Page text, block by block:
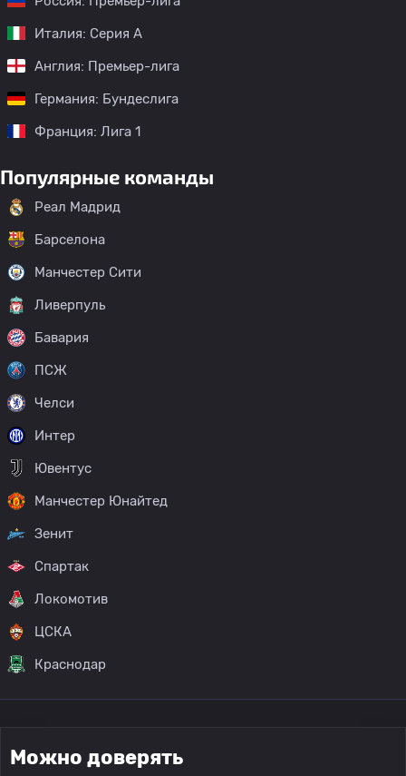
Италия: Серия А
Англия: Премьер-лига
Германия: Бундеслига
Франция: Лига 1
Популярные команды
Реал Мадрид
Барселона
Манчестер Сити
Ливерпуль
Бавария
ПСЖ
Челси
Интер
Ювентус
Манчестер Юнайтед
Зенит
Спартак
Локомотив
ЦСКА
Краснодар
Можно доверять